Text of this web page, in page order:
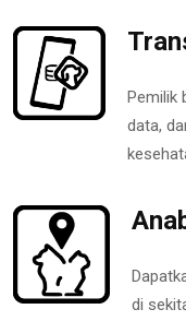
Pemilik
data,
di